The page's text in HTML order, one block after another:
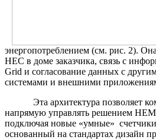
энергопотреблением (см. рис. 2).
HEC в доме заказчика, связь с
Grid и согласование данных с
системами и внешними
Эта архитектура позволяет
напрямую управлять решением
подключая новые «умные»
основанный на стандартах дизайн